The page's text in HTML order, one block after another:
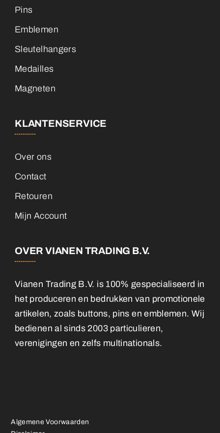
Pins
Emblemen
Sleutelhangers
Medailles
Magneten
KLANTENSERVICE
Over ons
Contact
Retouren
Mijn Account
OVER VIANEN TRADING B.V.
Vianen Trading B.V. is 100% gespecialiseerd in
het produceren en bedrukken van promotionele
artikelen, zoals buttons, pins en emblemen. Wij
bedienen al sinds 2003 particulieren,
verenigingen en zelfs multinationals.
Algemene Voorwaarden